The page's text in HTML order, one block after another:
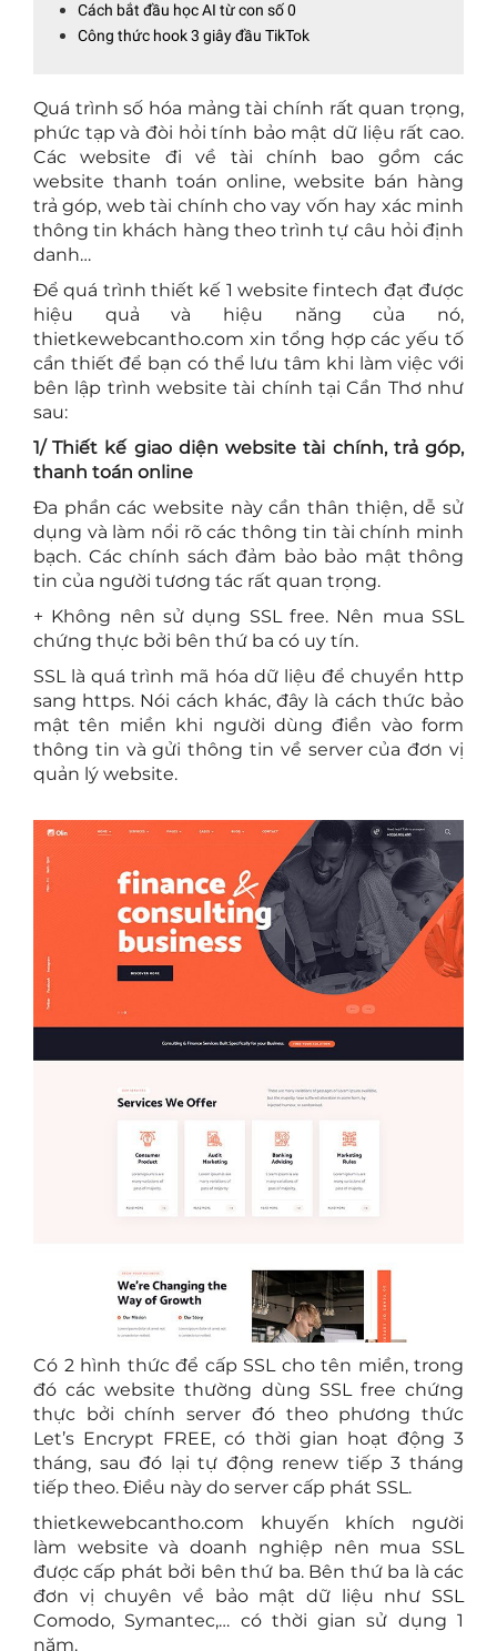
Cách bắt đầu học AI từ con số 0
Công thức hook 3 giây đầu TikTok
Quá trình số hóa mảng tài chính rất quan trọng,
phức tạp và đòi hỏi tính bảo mật dữ liệu rất cao.
Các website đi về tài chính bao gồm các
website thanh toán online, website bán hàng
trả góp, web tài chính cho vay vốn hay xác minh
thông tin khách hàng theo trình tự câu hỏi định
danh…
Để quá trình thiết kế 1 website fintech đạt được
hiệu quả và hiệu năng của nó,
thietkewebcantho.com xin tổng hợp các yếu tố
cần thiết để bạn có thể lưu tâm khi làm việc với
bên lập trình website tài chính tại Cần Thơ như
sau:
1/ Thiết kế giao diện website tài chính, trả góp,
thanh toán online
Đa phần các website này cần thân thiện, dễ sử
dụng và làm nổi rõ các thông tin tài chính minh
bạch. Các chính sách đảm bảo bảo mật thông
tin của người tương tác rất quan trọng.
+ Không nên sử dụng SSL free. Nên mua SSL
chứng thực bởi bên thứ ba có uy tín.
SSL là quá trình mã hóa dữ liệu để chuyển http
sang https. Nói cách khác, đây là cách thức bảo
mật tên miền khi người dùng điền vào form
thông tin và gửi thông tin về server của đơn vị
quản lý website.
Có 2 hình thức để cấp SSL cho tên miền, trong
đó các website thường dùng SSL free chứng
thực bởi chính server đó theo phương thức
Let’s Encrypt FREE, có thời gian hoạt động 3
tháng, sau đó lại tự động renew tiếp 3 tháng
tiếp theo. Điều này do server cấp phát SSL.
thietkewebcantho.com khuyến khích người
làm website và doanh nghiệp nên mua SSL
được cấp phát bởi bên thứ ba. Bên thứ ba là các
đơn vị chuyên về bảo mật dữ liệu như SSL
Comodo, Symantec,… có thời gian sử dụng 1
năm.